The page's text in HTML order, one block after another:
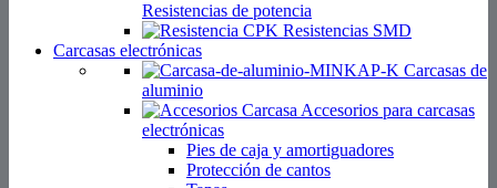
Resistencias de potencia
Resistencias SMD
Carcasas electrónicas
Carcasas de
aluminio
Accesorios para carcasas
electrónicas
Pies de caja y amortiguadores
Protección de cantos